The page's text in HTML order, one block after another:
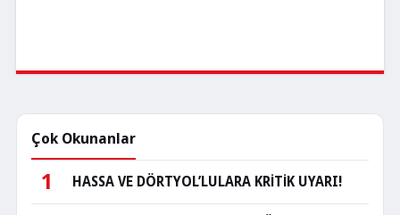
Çok Okunanlar
1 HASSA VE DÖRTYOL’LULARA KRİTİK UYARI!